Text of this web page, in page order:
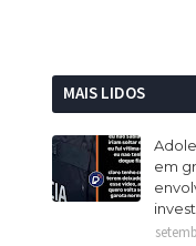
MAIS LIDOS
em